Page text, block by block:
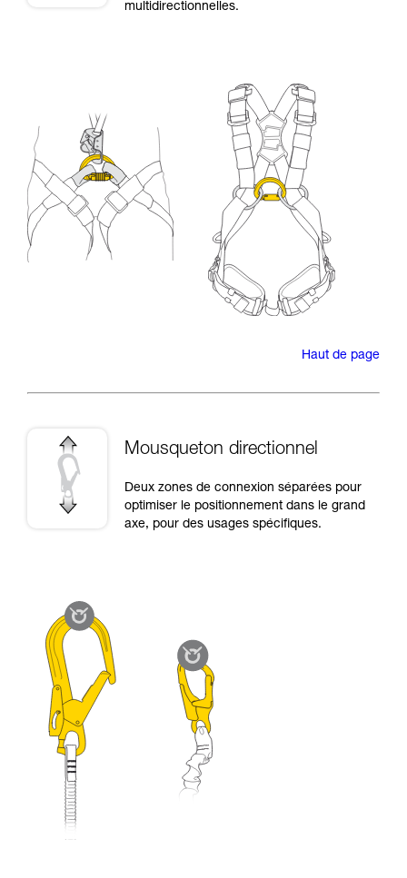
multidirectionnelles.
Haut de page
Mousqueton directionnel
Deux zones de connexion séparées pour
optimiser le positionnement dans le grand
axe, pour des usages spécifiques.